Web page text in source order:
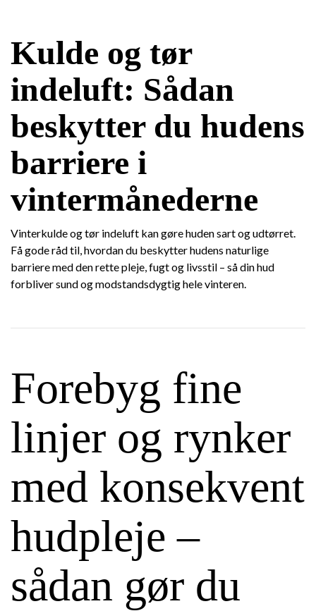
Kulde og tør
indeluft: Sådan
beskytter du hudens
barriere i
vintermånederne
Vinterkulde og tør indeluft kan gøre huden sart og udtørret.
Få gode råd til, hvordan du beskytter hudens naturlige
barriere med den rette pleje, fugt og livsstil – så din hud
forbliver sund og modstandsdygtig hele vinteren.
Forebyg fine
linjer og rynker
med konsekvent
hudpleje –
sådan gør du